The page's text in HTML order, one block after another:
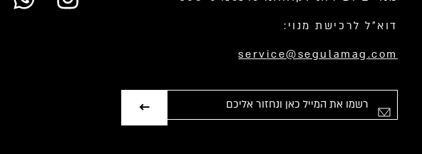
דוא”ל לרכישת מנוי:
service@segulamag.com